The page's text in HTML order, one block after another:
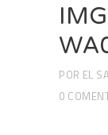
POR EL
0